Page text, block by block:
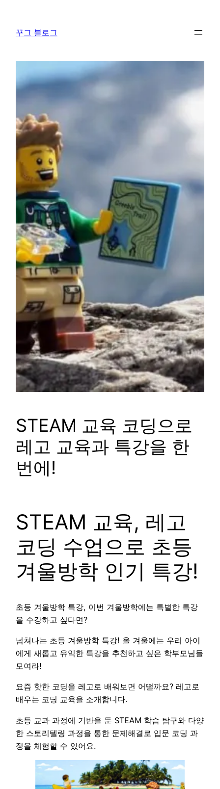
꾸그 블로그
STEAM 교육 코딩으로
레고 교육과 특강을 한
번에!
STEAM 교육, 레고
코딩 수업으로 초등
겨울방학 인기 특강!
초등 겨울방학 특강, 이번 겨울방학에는 특별한 특강
을 수강하고 싶다면?
넘쳐나는 초등 겨울방학 특강! 올 겨울에는 우리 아이
에게 새롭고 유익한 특강을 추천하고 싶은 학부모님들
모여라!
요즘 핫한 코딩을 레고로 배워보면 어떨까요? 레고로
배우는 코딩 교육을 소개합니다.
초등 교과 과정에 기반을 둔 STEAM 학습 탐구와 다양
한 스토리텔링 과정을 통한 문제해결로 입문 코딩 과
정을 체험할 수 있어요.